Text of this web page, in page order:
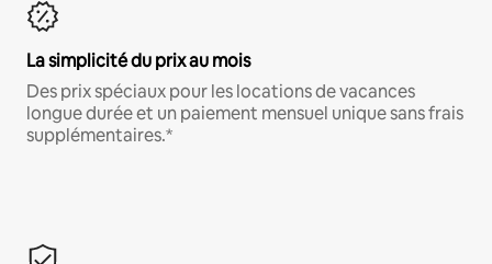
La simplicité du prix au mois
Des prix spéciaux pour les locations de vacances
longue durée et un paiement mensuel unique sans frais
supplémentaires.*